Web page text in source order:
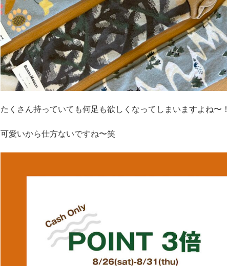
たくさん持っていても何足も欲しくなってしまいますよね〜！
可愛いから仕方ないですね〜笑